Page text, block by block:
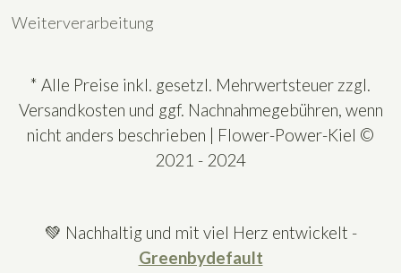
Weiterverarbeitung
* Alle Preise inkl. gesetzl. Mehrwertsteuer zzgl.
Versandkosten und ggf. Nachnahmegebühren, wenn
nicht anders beschrieben | Flower-Power-Kiel ©
2021 - 2024
💚 Nachhaltig und mit viel Herz entwickelt -
Greenbydefault